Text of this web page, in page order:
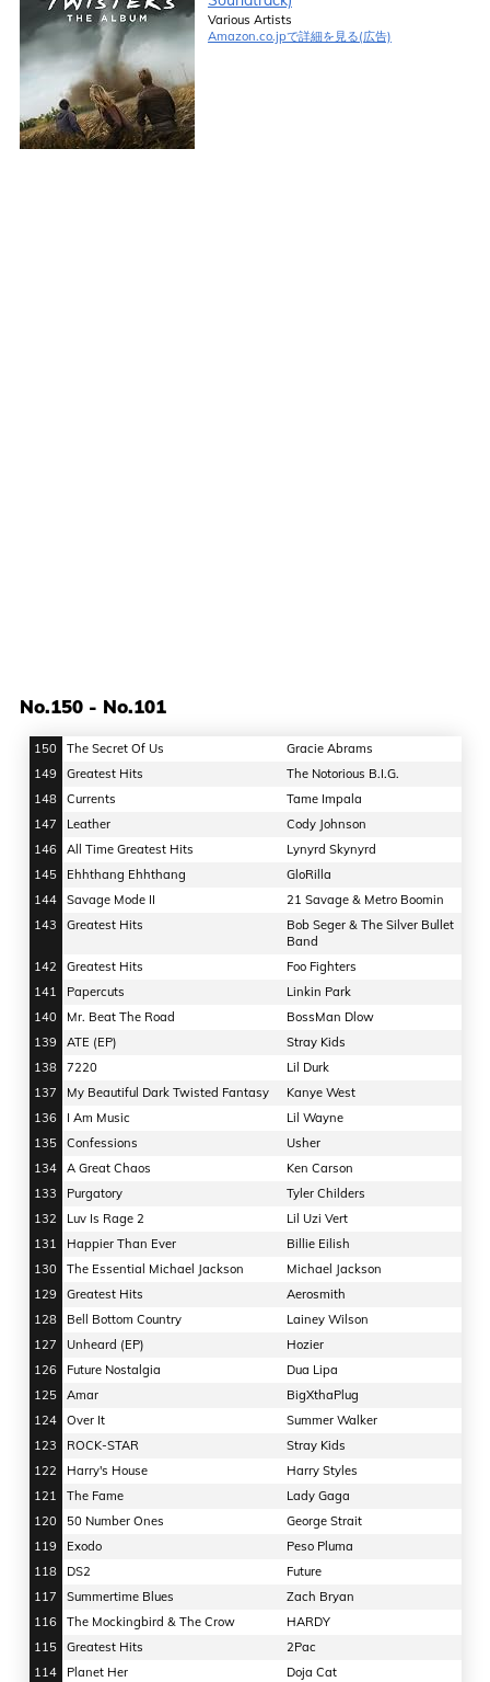
Various Artists
Amazon.co.jpで詳細を見る(広告)
No.150 - No.101
150 The Secret Of Us
Gracie Abrams
149
Greatest Hits
The Notorious B.I.G.
148
Currents
Tame Impala
147
Leather
Cody Johnson
146
All Time Greatest Hits
Lynyrd Skynyrd
145
Ehhthang Ehhthang
GloRilla
144
Savage Mode II
21 Savage & Metro Boomin
143
Greatest Hits
Bob Seger & The Silver Bullet
Band
142
Greatest Hits
Foo Fighters
141
Papercuts
Linkin Park
140
Mr. Beat The Road
BossMan Dlow
139
ATE (EP)
Stray Kids
138
7220
Lil Durk
137
My Beautiful Dark Twisted Fantasy
Kanye West
136
I Am Music
Lil Wayne
135
Confessions
Usher
134
A Great Chaos
Ken Carson
133
Purgatory
Tyler Childers
132
Luv Is Rage 2
Lil Uzi Vert
131
Happier Than Ever
Billie Eilish
130
The Essential Michael Jackson
Michael Jackson
129
Greatest Hits
Aerosmith
128
Bell Bottom Country
Lainey Wilson
127
Unheard (EP)
Hozier
126
Future Nostalgia
Dua Lipa
125
Amar
BigXthaPlug
124
Over It
Summer Walker
123
ROCK-STAR
Stray Kids
122
Harry's House
Harry Styles
121
The Fame
Lady Gaga
120
50 Number Ones
George Strait
119
Exodo
Peso Pluma
118
DS2
Future
117
Summertime Blues
Zach Bryan
116
The Mockingbird & The Crow
HARDY
115
Greatest Hits
2Pac
114
Planet Her
Doja Cat